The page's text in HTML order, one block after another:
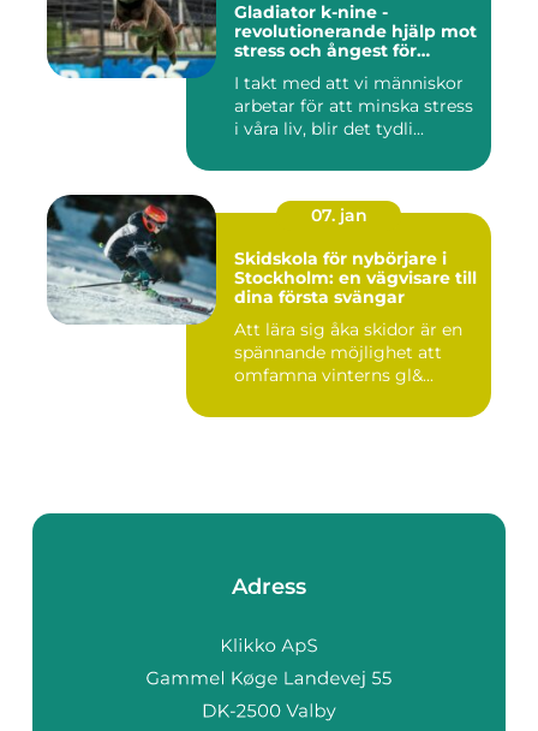
Gladiator k-nine -
revolutionerande hjälp mot
stress och ångest för
I takt med att vi människor
arbetar för att minska stress
i våra liv, blir det tydli...
07. jan
Skidskola för nybörjare i
Stockholm: en vägvisare till
dina första svängar
Att lära sig åka skidor är en
spännande möjlighet att
omfamna vinterns gl&...
Adress